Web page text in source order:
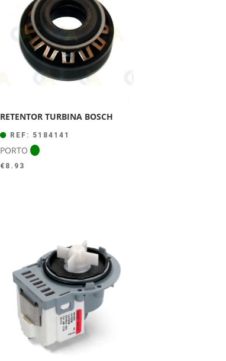
RETENTOR TURBINA BOSCH
REF: 5184141
PORTO
€ 8.93